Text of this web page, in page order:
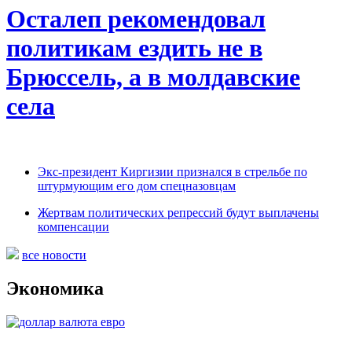
Осталеп рекомендовал
политикам ездить не в
Брюссель, а в молдавские
села
Экс-президент Киргизии признался в стрельбе по
штурмующим его дом спецназовцам
Жертвам политических репрессий будут выплачены
компенсации
все новости
Экономика